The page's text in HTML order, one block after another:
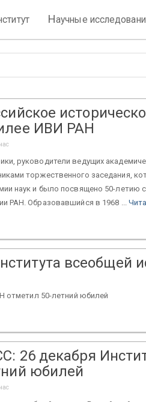
Научные
ИВИ РАН
руководители ведущих
торжественного заседания,
наук и было посвящено 50-летию
РАН. Образовавшийся в 1968 ...
всеобщей
отметил 50-летний юбилей
26 декабря
юбилей